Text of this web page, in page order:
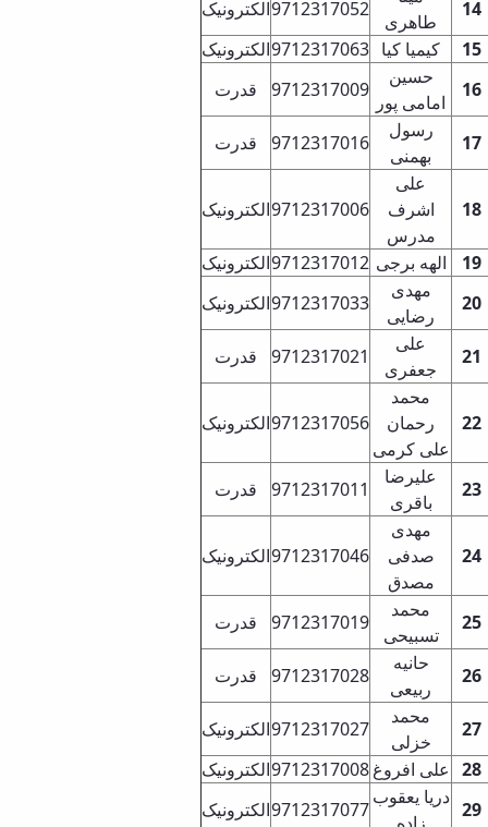
الکترونیک9712317052
طاهری
14
الکترونیک9712317063 کیمیا کیا
15
قدرت
9712317009
حسین
امامی پور
16
قدرت 9712317016
رسول
بهمنی
17
الکترونیک9712317006
علی
اشرف
مدرس
18
الکترونیک9712317012 الهه برجی
19
الکترونیک9712317033
مهدی
رضایی
20
قدرت 9712317021
علی
جعفری
21
الکترونیک9712317056
محمد
رحمان
علی کرمی
22
قدرت 9712317011
علیرضا
باقری
23
الکترونیک9712317046
مهدی
صدفی
مصدق
24
قدرت 9712317019
محمد
تسبیحی
25
قدرت 9712317028
حانیه
ربیعی
26
الکترونیک9712317027
محمد
خزلی
27
الکترونیک9712317008علی افروغ 28
الکترونیک9712317077
دریا یعقوب
زاده
29